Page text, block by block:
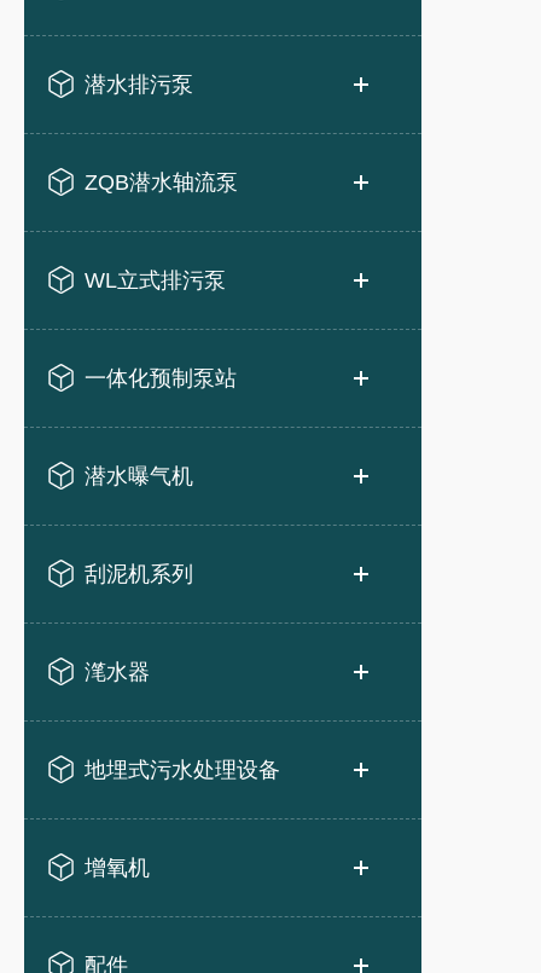
潜水排污泵
ZQB潜水轴流泵
WL立式排污泵
一体化预制泵站
潜水曝气机
刮泥机系列
滗水器
地埋式污水处理设备
增氧机
配件